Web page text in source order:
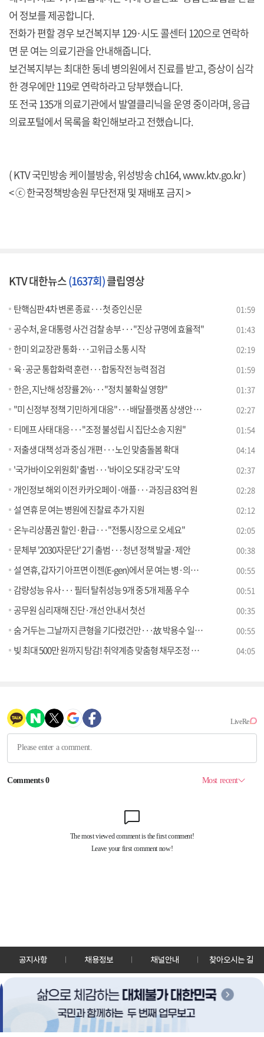
어 정보를 제공합니다.
전화가 편할 경우 보건복지부 129·시도 콜센터 120으로 연락하
면 문 여는 의료기관을 안내해줍니다.
보건복지부는 최대한 동네 병의원에서 진료를 받고, 증상이 심각
한 경우에만 119로 연락하라고 당부했습니다.
또 전국 135개 의료기관에서 발열클리닉을 운영 중이라며, 응급
의료포털에서 목록을 확인해보라고 전했습니다.
( KTV 국민방송 케이블방송, 위성방송 ch164,www.ktv.go.kr)
< ⓒ 한국정책방송원 무단전재 및 재배포 금지 >
KTV 대한뉴스(1637회)클립영상
탄핵심판 4차 변론 종료···첫 증인신문 01:59
공수처, 윤 대통령 사건 검찰 송부···"진상 규명에 효율적" 01:43
한미 외교장관 통화···고위급 소통 시작 02:19
육·공군 통합화력 훈련···합동작전 능력 점검 01:59
한은, 지난해 성장률 2%···"정치 불확실 영향" 01:37
"미 신정부 정책 기민하게 대응"···배달플랫폼 상생안 발표 02:27
티메프 사태 대응···"조정 불성립 시 집단소송 지원" 01:54
저출생 대책 성과 중심 개편···노인 맞춤돌봄 확대 04:14
'국가바이오위원회' 출범···'바이오 5대 강국' 도약 02:37
개인정보 해외 이전 카카오페이·애플···과징금 83억 원 02:28
설 연휴 문 여는 병원에 진찰료 추가 지원 02:12
온누리상품권 할인·환급···"전통시장으로 오세요" 02:05
문체부 '2030자문단' 2기 출범···청년 정책 발굴·제안 00:38
설 연휴, 갑자기 아프면 이젠(E-gen)에서 문 여는 병·의원 찾으세요 00:55
감량성능 유사··· 필터 탈취성능 9개 중 5개 제품 우수 00:51
공무원 심리재해 진단·개선 안내서 첫선 00:35
숨 거두는 그날까지 큰형을 기다렸건만···故 박용수 일병, 안타까움 속 가족의 품으로 00:55
빚 최대 500만 원까지 탕감! 취약계층 맞춤형 채무조정 지원 강화 [클릭K+] 04:05
공지사항 채용정보 채널안내 찾아오시는 길
30128 세종특별자치시 정부2청사로 13 한국정책방송원 KTV
TEL: 044-204-8000
Copyrightⓒ KTV 국민방송 All Rights Reserved.
PC버전 앱 다운로드